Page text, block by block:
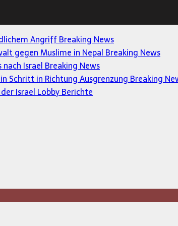
AngriffBreaking News
gegen Muslime in Nepal Breaking News
Israel Breaking News
Schritt in Richtung Ausgrenzung Breaking
Israel LobbyBerichte